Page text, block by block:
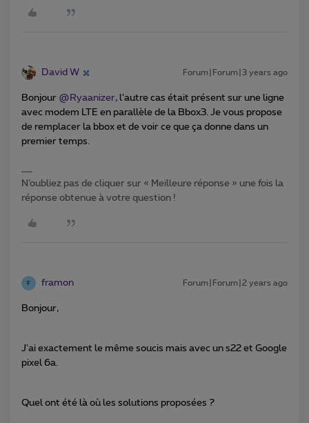
David W Forum|Forum|3 years ago
Bonjour @Ryaanizer, l’autre cas était présent sur une ligne
avec modem LTE en parallèle de la Bbox3. Je vous propose
de remplacer la bbox et de voir ce que ça donne dans un
premier temps.
N’oubliez pas de cliquer sur « Meilleure réponse » une fois la
réponse obtenue à votre question !
F framon Forum|Forum|2 years ago
Bonjour,
J'ai exactement le même soucis mais avec un s22 et Google
pixel 6a.
Quel ont été là où les solutions proposées ?